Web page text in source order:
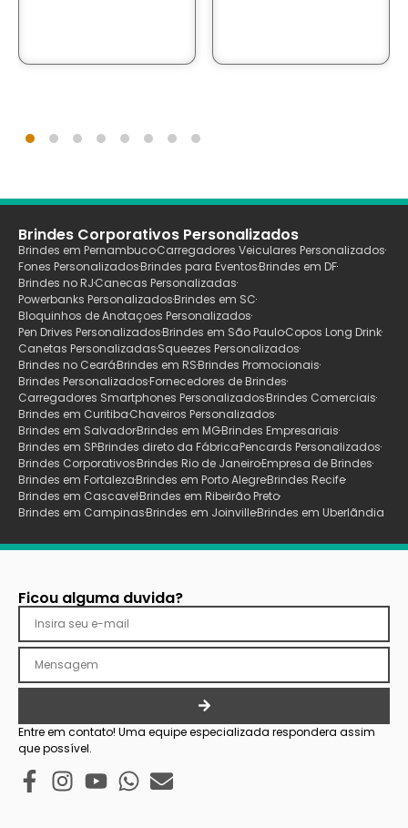
Brindes Corporativos Personalizados
Brindes em PernambucoCarregadores Veiculares Personalizados
Fones PersonalizadosBrindes para EventosBrindes em DF
Brindes no RJCanecas Personalizadas
Powerbanks PersonalizadosBrindes em SC
Bloquinhos de Anotaçoes Personalizados
Pen Drives PersonalizadosBrindes em São PauloCopos Long Drink
Canetas PersonalizadasSqueezes Personalizados
Brindes no CearáBrindes em RSBrindes Promocionais
Brindes PersonalizadosFornecedores de Brindes
Carregadores Smartphones PersonalizadosBrindes Comerciais
Brindes em CuritibaChaveiros Personalizados
Brindes em SalvadorBrindes em MGBrindes Empresariais
Brindes em SPBrindes direto da FábricaPencards Personalizados
Brindes CorporativosBrindes Rio de JaneiroEmpresa de Brindes
Brindes em FortalezaBrindes em Porto AlegreBrindes Recife
Brindes em CascavelBrindes em Ribeirão Preto
Brindes em CampinasBrindes em JoinvilleBrindes em Uberlãndia
Ficou alguma duvida?
Entre em contato! Uma equipe especializada respondera assim
que possível.